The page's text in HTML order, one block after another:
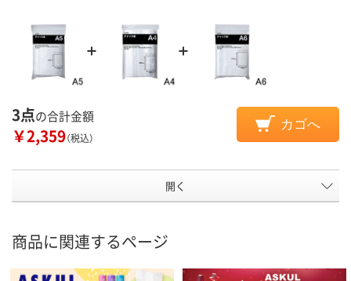
3点の合計金額
￥2,359（税込）
カゴへ
開く
商品に関連するページ